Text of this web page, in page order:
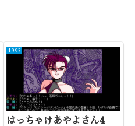
1993
はっちゃけあやよさん4